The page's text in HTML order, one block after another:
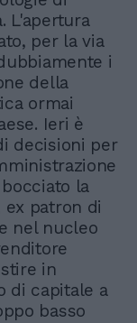
L'apertura
per la via
i
della
ormai
Ieri è
decisioni per
la
patron di
nel nucleo
in
di capitale a
basso